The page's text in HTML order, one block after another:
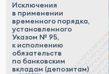
Исключения
в применении
временного порядка,
установленного
Указом № 95,
к исполнению
обязательств
по банковским
вкладам (депозитам)